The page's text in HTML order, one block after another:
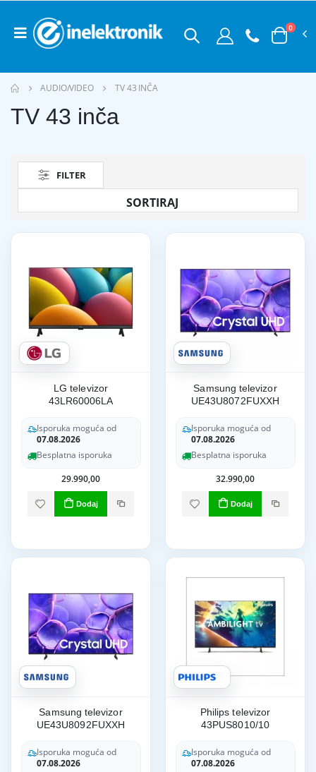
0
AUDIO/VIDEO TV 43 INČA
TV 43 inča
FILTER
LG televizor
43LR60006LA
Isporuka moguća od
07.08.2026
Besplatna isporuka
29.990,00
Dodaj
Samsung televizor
UE43U8072FUXXH
Isporuka moguća od
07.08.2026
Besplatna isporuka
32.990,00
Dodaj
Samsung televizor
UE43U8092FUXXH
Isporuka moguća od
07.08.2026
Philips televizor
43PUS8010/10
Isporuka moguća od
07.08.2026